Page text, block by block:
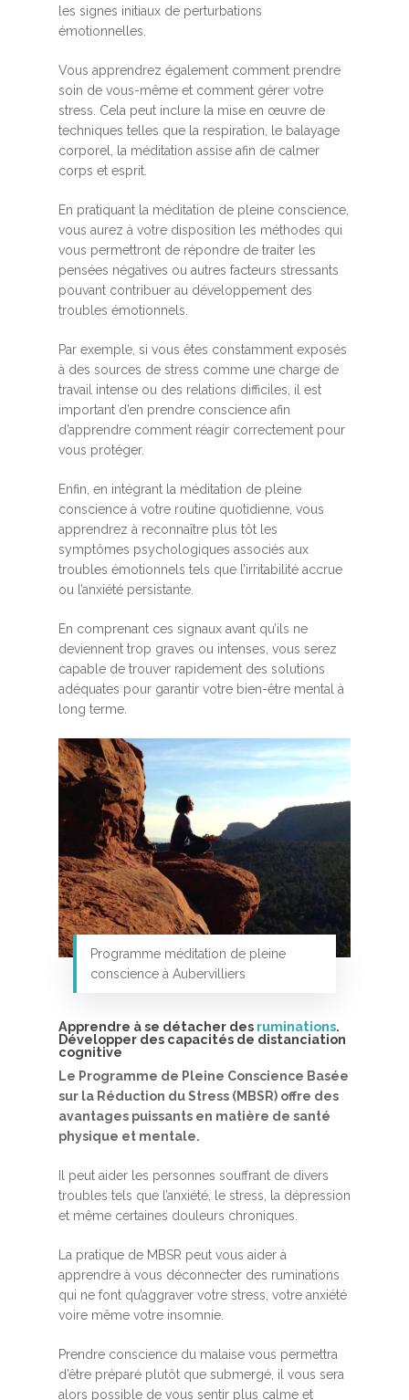
les signes initiaux de perturbations
émotionnelles.
Vous apprendrez également comment prendre
soin de vous-même et comment gérer votre
stress. Cela peut inclure la mise en œuvre de
techniques telles que la respiration, le balayage
corporel, la méditation assise afin de calmer
corps et esprit.
En pratiquant la méditation de pleine conscience,
vous aurez à votre disposition les méthodes qui
vous permettront de répondre de traiter les
pensées négatives ou autres facteurs stressants
pouvant contribuer au développement des
troubles émotionnels.
Par exemple, si vous êtes constamment exposés
à des sources de stress comme une charge de
travail intense ou des relations difficiles, il est
important d’en prendre conscience afin
d’apprendre comment réagir correctement pour
vous protéger.
Enfin, en intégrant la méditation de pleine
conscience à votre routine quotidienne, vous
apprendrez à reconnaître plus tôt les
symptômes psychologiques associés aux
troubles émotionnels tels que l’irritabilité accrue
ou l’anxiété persistante.
En comprenant ces signaux avant qu’ils ne
deviennent trop graves ou intenses, vous serez
capable de trouver rapidement des solutions
adéquates pour garantir votre bien-être mental à
long terme.
Programme méditation de pleine
conscience à Aubervilliers
Apprendre à se détacher des ruminations.
Développer des capacités de distanciation
cognitive
Le Programme de Pleine Conscience Basée
sur la Réduction du Stress (MBSR) offre des
avantages puissants en matière de santé
physique et mentale.
Il peut aider les personnes souffrant de divers
troubles tels que l’anxiété, le stress, la dépression
et même certaines douleurs chroniques.
La pratique de MBSR peut vous aider à
apprendre à vous déconnecter des ruminations
qui ne font qu’aggraver votre stress, votre anxiété
voire même votre insomnie.
Prendre conscience du malaise vous permettra
d’être préparé plutôt que submergé, il vous sera
alors possible de vous sentir plus calme et
MBSR, MSC &
Méditation
MBSR
Stage de méditation
Retraite de pleine
Thérapie :
Somatic
Somatic Experiencing
Thérapie
Entreprise
Programmes
Développement